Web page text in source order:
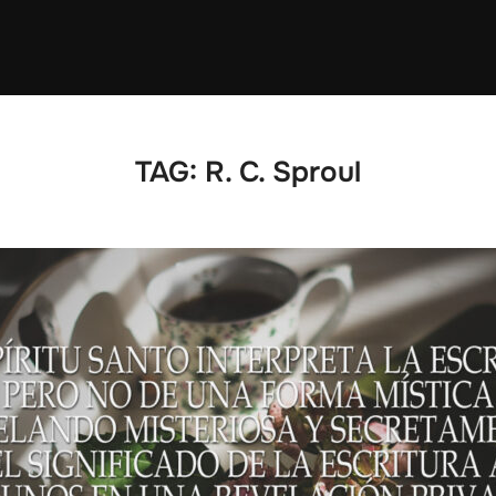
TAG: R. C. Sproul